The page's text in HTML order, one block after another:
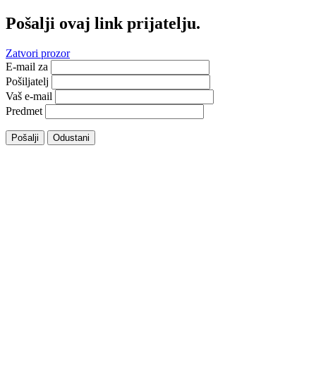
Pošalji ovaj link prijatelju.
Zatvori prozor
E-mail za
Pošiljatelj
Vaš e-mail
Predmet
Pošalji Odustani